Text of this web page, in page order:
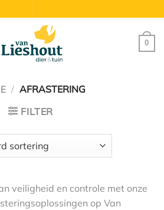
0
/ AFRASTERING
FILTER
veiligheid en controle met onze
op Van